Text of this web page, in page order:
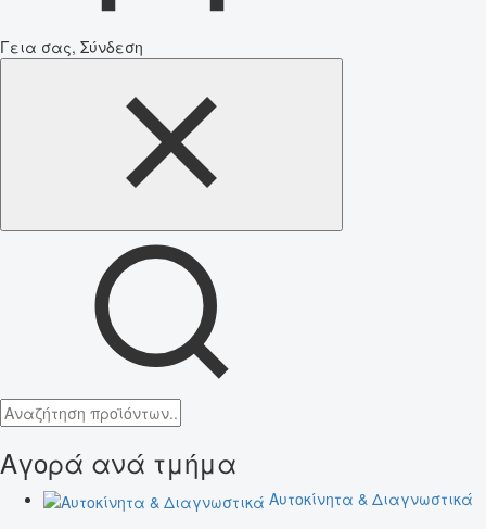
Γεια σας, Σύνδεση
Αγορά ανά τμήμα
Αυτοκίνητα & Διαγνωστικά